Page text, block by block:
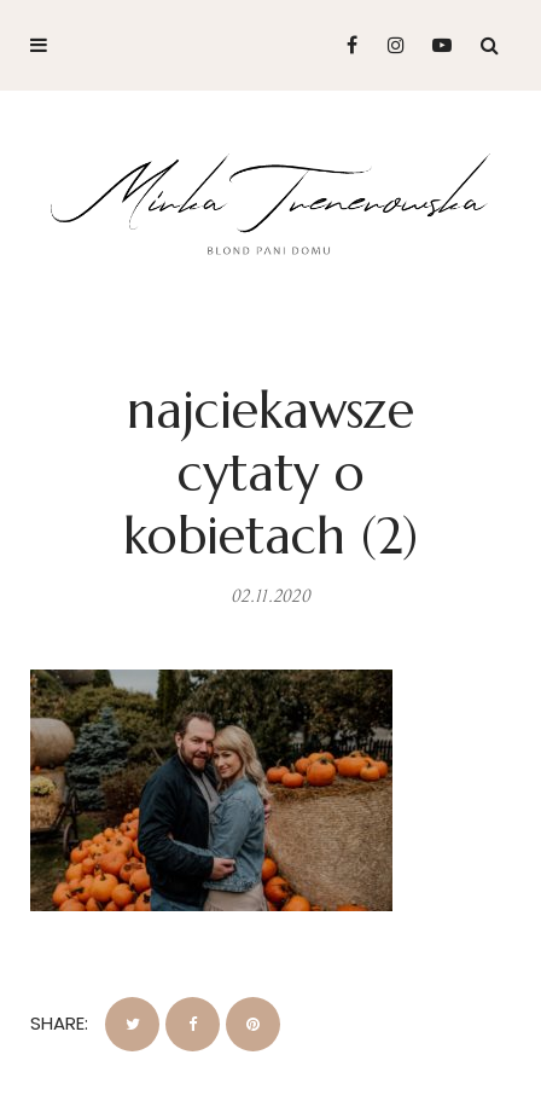
najciekawsze
cytaty o
kobietach (2)
02.11.2020
SHARE: